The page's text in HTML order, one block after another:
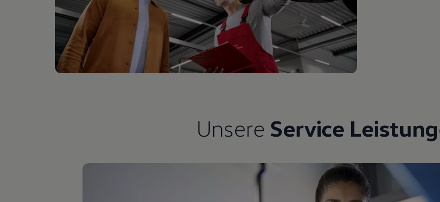
Karriere im Unternehmen
Karriere im Autohaus
Nachhaltigkeit
Kunden
Gesellschaft
Natur
Events
Rückblick VW Bus Festival 2023
75 Jahre Bulli Jubiläum
Unsere Service